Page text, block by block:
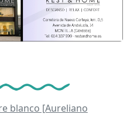
blanco [Aureliano